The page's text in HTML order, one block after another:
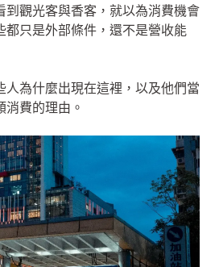
到觀光客與香客，就以為消費機會
都只是外部條件，還不是營收能
人為什麼出現在這裡，以及他們當
消費的理由。